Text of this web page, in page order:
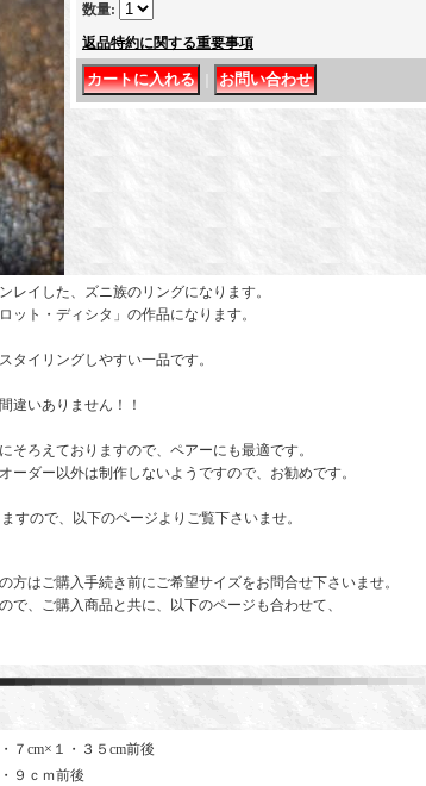
数量:
返品特約に関する重要事項
レイした、ズニ族のリングになります。
ット・ディシタ」の作品になります。
タイリングしやすい一品です。
違いありません！！
ろえておりますので、ペアーにも最適です。
ダー以外は制作しないようですので、お勧めです。
すので、以下のページよりご覧下さいませ。
はご購入手続き前にご希望サイズをお問合せ下さいませ。
で、ご購入商品と共に、以下のページも合わせて、
７cm×１・３５cm前後
９ｃｍ前後